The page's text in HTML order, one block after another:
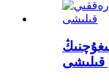
قىلىشى